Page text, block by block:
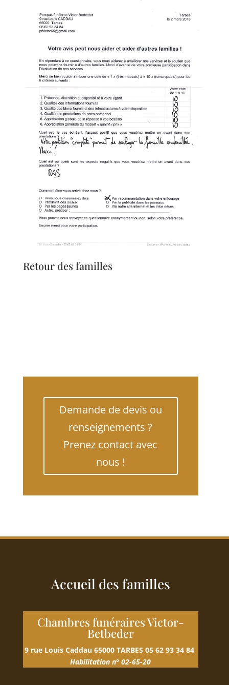
Retour des familles
Demande de devis ou
renseignements ?
Prenez contact avec
nous !
Accueil des familles
Chambres funéraires Victor-
Betbeder
9 rue Louis Caddau65000 TARBES 05 62 93 34 84
Habilitation n° 02-65-20